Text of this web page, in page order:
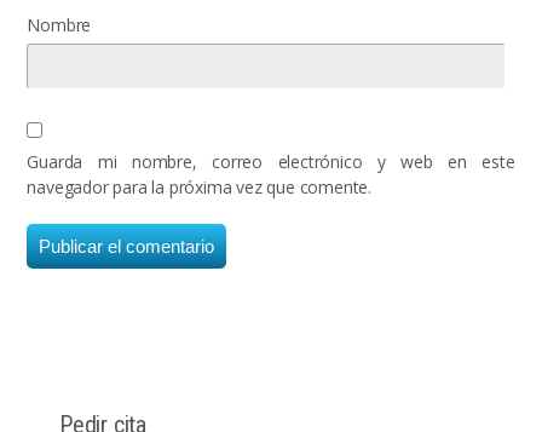
Nombre
Guarda mi nombre, correo electrónico y web en este
navegador para la próxima vez que comente.
Pedir cita